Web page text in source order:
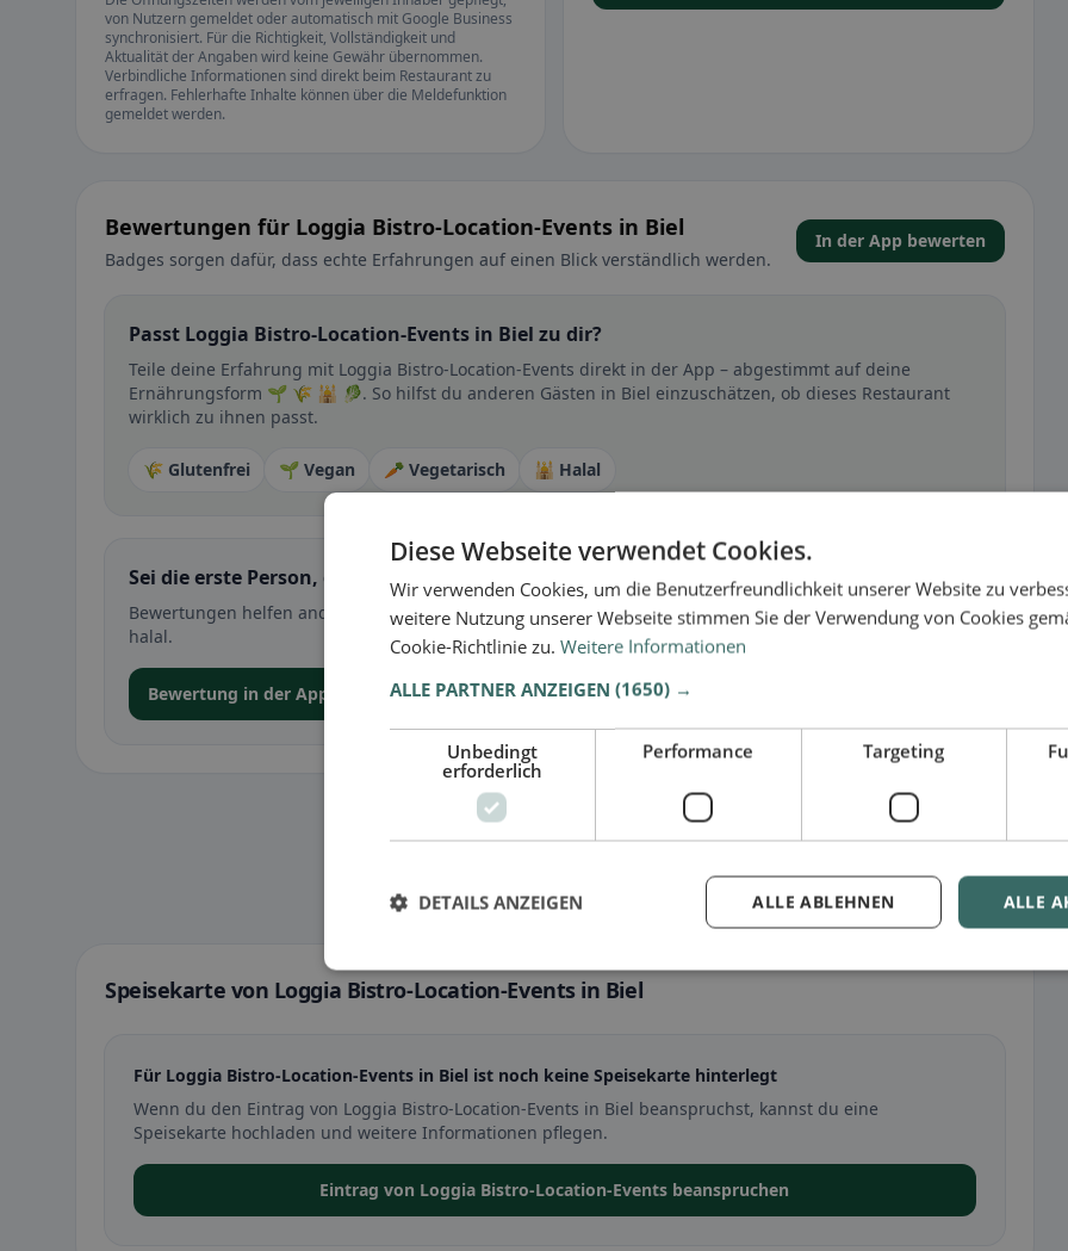
von Nutzern gemeldet oder automatisch mit Google Business
synchronisiert. Für die Richtigkeit, Vollständigkeit und
Aktualität der Angaben wird keine Gewähr übernommen.
Verbindliche Informationen sind direkt beim Restaurant zu
erfragen. Fehlerhafte Inhalte können über die Meldefunktion
gemeldet werden.
Bewertungen für Loggia Bistro-Location-Events in Biel
Badges sorgen dafür, dass echte Erfahrungen auf einen Blick verständlich werden.
In der App bewerten
Passt Loggia Bistro-Location-Events in Biel zu dir?
Teile deine Erfahrung mit Loggia Bistro-Location-Events direkt in der App – abgestimmt auf deine
Ernährungsform 🌱 🌾 🕌 🥬. So hilfst du anderen Gästen in Biel einzuschätzen, ob dieses Restaurant
wirklich zu ihnen passt.
🌾 Glutenfrei 🌱 Vegan 🥕 Vegetarisch 🕌 Halal
Sei die erste Person, die ihre Erfahrung teilt
Bewertungen helfen anderen bei der Entscheidung – besonders bei glutenfrei, vegan, vegetarisch oder
halal.
Bewertung in der App abgeben
Speisekarte von Loggia Bistro-Location-Events in Biel
Für Loggia Bistro-Location-Events in Biel ist noch keine Speisekarte hinterlegt
Wenn du den Eintrag von Loggia Bistro-Location-Events in Biel beanspruchst, kannst du eine
Speisekarte hochladen und weitere Informationen pflegen.
Eintrag von Loggia Bistro-Location-Events beanspruchen
Diese Webseite verwendet Cookies.
Wir verwenden Cookies, um die Benutzerfreundlichkeit unserer Website zu
weitere Nutzung unserer Webseite stimmen Sie der Verwendung von Cookies
Cookie-Richtlinie zu. Weitere Informationen
ALLE PARTNER ANZEIGEN (1650) →
Unbedingt
erforderlich
Performance Targeting
ALLE
ALLE ABLEHNEN
DETAILS ANZEIGEN